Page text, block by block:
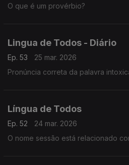
O que é um provérbio?
Lingua de Todos - Diário
Ep. 53
25 mar. 2026
Pronúncia correta da palavra
Língua de Todos
Ep. 52
24 mar. 2026
O nome sessão está relacionado